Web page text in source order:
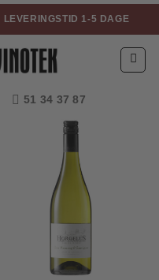
LEVERINGSTID 1-5 DAGE
51 34 37 87